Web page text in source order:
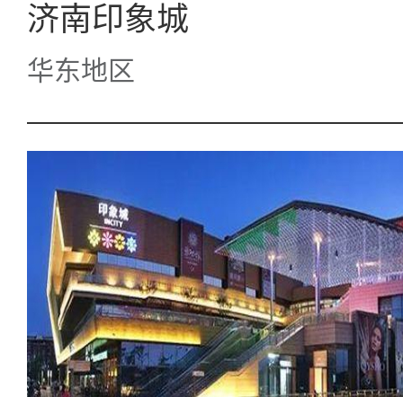
济南印象城
华东地区